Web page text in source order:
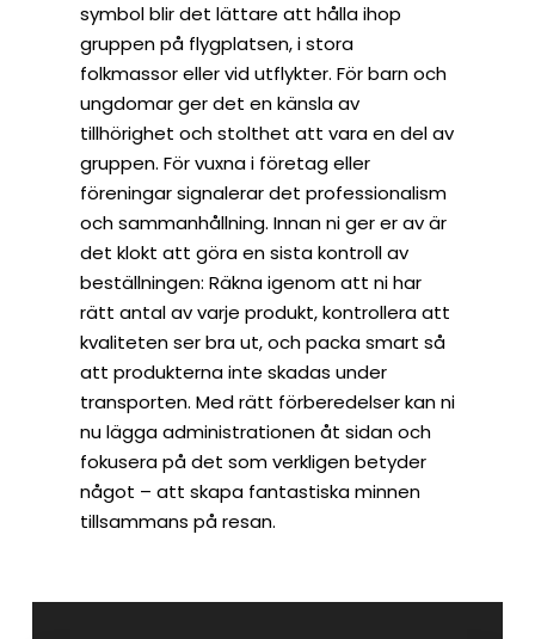
symbol blir det lättare att hålla ihop
gruppen på flygplatsen, i stora
folkmassor eller vid utflykter. För barn och
ungdomar ger det en känsla av
tillhörighet och stolthet att vara en del av
gruppen. För vuxna i företag eller
föreningar signalerar det professionalism
och sammanhållning. Innan ni ger er av är
det klokt att göra en sista kontroll av
beställningen: Räkna igenom att ni har
rätt antal av varje produkt, kontrollera att
kvaliteten ser bra ut, och packa smart så
att produkterna inte skadas under
transporten. Med rätt förberedelser kan ni
nu lägga administrationen åt sidan och
fokusera på det som verkligen betyder
något – att skapa fantastiska minnen
tillsammans på resan.